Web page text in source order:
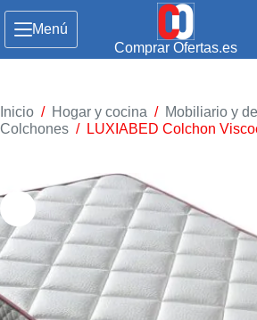
Menú
Comprar Ofertas.es
Inicio / Hogar y cocina / Mobiliario y
Colchones / LUXIABED Colchon